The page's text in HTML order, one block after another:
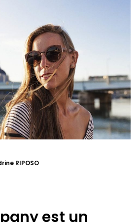
RIPOSO
est un